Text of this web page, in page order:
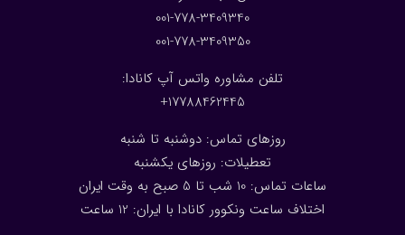
001-778-3409340
001-778-3409350
تلفن مشاوره واتس آپ کانادا:
17788462445+
روزهای تماس: دوشنبه تا شنبه
تعطیلات: روزهای یکشنبه
ساعات تماس: 10 شب تا 5 صبح به وقت ایران
اختلاف ساعت ونکوور کانادا با ایران: 1 2 ساعت